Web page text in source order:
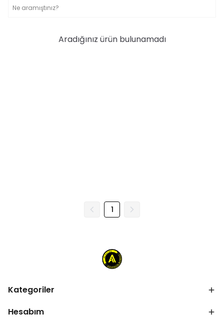
Aradığınız ürün bulunamadı
1
Kategoriler
Hesabım